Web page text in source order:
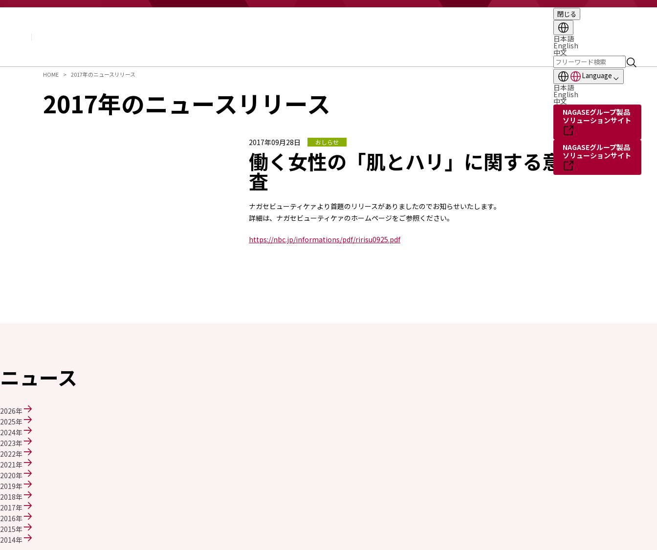
閉じる
日本語
English
中文
Language
日本語
English
中文
NAGASEグループ製品
ソリューションサイト
NAGASEグループ製品
ソリューションサイト
組織図
長瀬産業の歩み
2014年
機能化学品事業部
スペシャリティケミカル事業部
ポリマーグローバルアカウント事業部
エレクトロニクス事業部
先進機能材料事業部
モビリティソリューションズ事業部
ライフ＆ヘルスケア製品事業部
ナガセバイオイノベーションセンター
ナガセアプリケーションワークショップ
未来共創室
NAGASEバイオテック室
IR（投資家情報）
HOME 2017年のニュースリリース
2017年のニュースリリース
2017年09月28日 おしらせ
働く女性の「肌とハリ」に関する意識調
査
ナガセビューティケァより首題のリリースがありましたのでお知らせいたします。
詳細は、ナガセビューティケァのホームページをご参照ください。
https://nbc.jp/informations/pdf/ririsu0925.pdf
ニュース
2026年
2025年
2024年
2023年
2022年
2021年
2020年
2019年
2018年
2017年
2016年
2015年
2014年